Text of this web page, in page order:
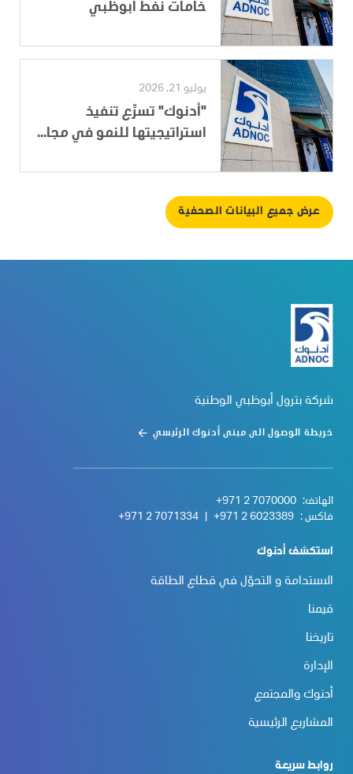
خامات نفط أبوظبي
يوليو 21, 2026
"أدنوك" تسرِّع تنفيذ
استراتيجيتها للنمو في مجا...
عرض جميع البيانات الصحفية
شركة بترول أبوظبي الوطنية
خريطة الوصول الى مبنى أدنوك الرئيسي
الهاتف: +971 2 7070000
فاكس : +971 2 6023389
+971 2 7071334
استكشف أدنوك
الاستدامة و التحوّل في قطاع الطاقة
قيمنا
تاريخنا
الإدارة
أدنوك والمجتمع
المشاريع الرئيسية
روابط سريعة